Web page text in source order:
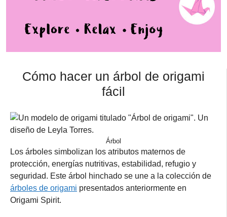
Cómo hacer un árbol de origami
fácil
Árbol
Los árboles simbolizan los atributos maternos de
protección, energías nutritivas, estabilidad, refugio y
seguridad. Este árbol hinchado se une a la colección de
árboles de origami presentados anteriormente en
Origami Spirit.